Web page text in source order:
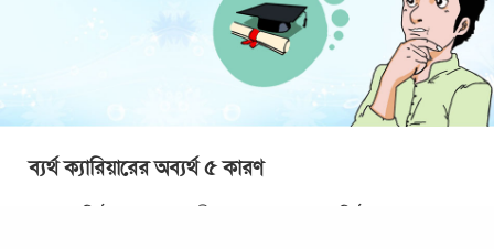
ব্যর্থ ক্যারিয়ারের অব্যর্থ ৫ কারণ